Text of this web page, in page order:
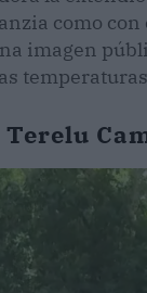
como
imagen